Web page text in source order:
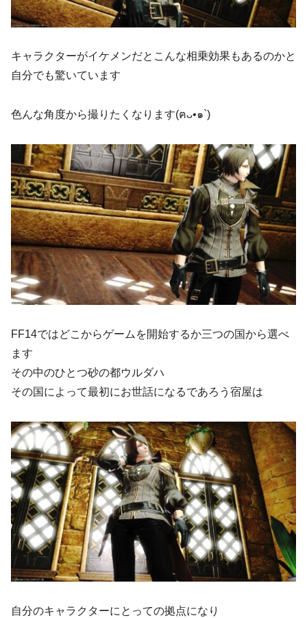
キャラクターがイケメンだとこんな相乗効果もあるのかと
自分でも驚いています
色んな角度から撮りたくなります(ฅᴗ•๑`)
FF14ではどこからゲームを開始するか三つの国から選べ
ます
その中のひとつ砂の都ウルダハ
その国によって最初にお世話になるであろう宿屋は
自分のキャラクターにとっての拠点になり